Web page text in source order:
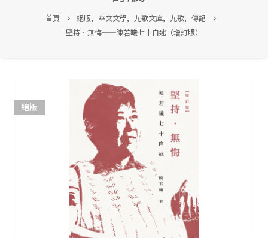
首頁 絕版, 華文文學, 九歌文庫, 九歌, 傳記
堅持．無悔──陳若曦七十自述（增訂版）
絕版